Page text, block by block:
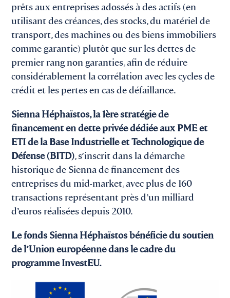
prêts aux entreprises adossés à des actifs (en
utilisant des créances, des stocks, du matériel de
transport, des machines ou des biens immobiliers
comme garantie) plutôt que sur les dettes de
premier rang non garanties, afin de réduire
considérablement la corrélation avec les cycles de
crédit et les pertes en cas de défaillance.
Sienna Héphaïstos, la 1ère stratégie de
financement en dette privée dédiée aux PME et
ETI de la Base Industrielle et Technologique de
Défense (BITD), s’inscrit dans la démarche
historique de Sienna de financement des
entreprises du mid-market, avec plus de 160
transactions représentant près d’un milliard
d’euros réalisées depuis 2010.
Le fonds Sienna Héphaïstos bénéficie du soutien
de l’Union européenne dans le cadre du
programme InvestEU.